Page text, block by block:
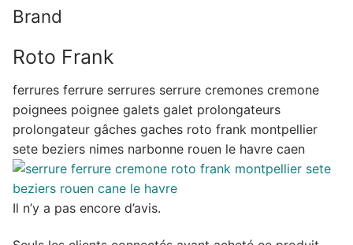
Brand
Roto Frank
ferrures ferrure serrures serrure cremones cremone
poignees poignee galets galet prolongateurs
prolongateur gâches gaches roto frank montpellier
sete beziers nimes narbonne rouen le havre caen
Il n’y a pas encore d’avis.